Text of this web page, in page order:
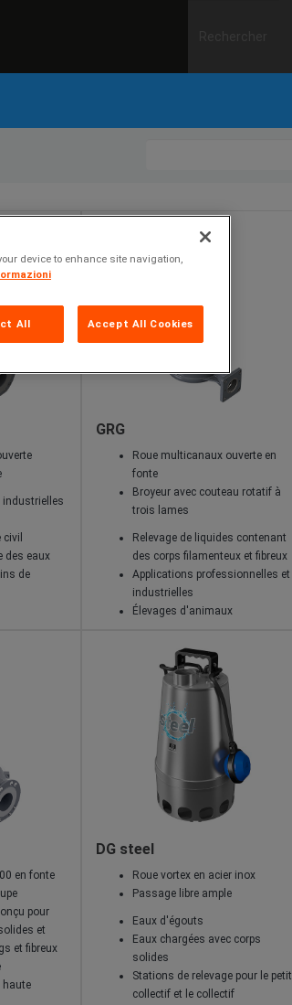
industrielles
des eaux
de
GRG
Roue multicanaux ouverte en
fonte
Broyeur avec couteau rotatif à
trois lames
Relevage de liquides contenant
des corps filamenteux et fibreux
Applications professionnelles et
industrielles
Élevages d'animaux
en fonte
pour
et
et fibreux
haute
DG steel
Roue vortex en acier inox
Passage libre ample
Eaux d'égouts
Eaux chargées avec corps
solides
Stations de relevage pour le petit
collectif et le collectif
device to enhance site navigation,
All Accept All Cookies